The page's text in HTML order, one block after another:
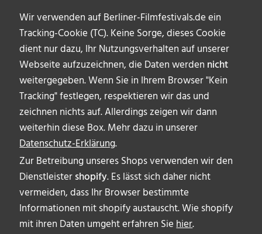
Wir verwenden auf Berliner-Filmfestivals.de ein
Tracking-Cookie (TC). Keine Sorge, dieses Cookie
dient nur dazu, Ihr Nutzungsverhalten auf unserer
Webseite aufzuzeichnen, die Daten werden nicht
weitergegeben. Wenn Sie in Ihrem Browser "Kein
Tracking" festlegen, respektieren wir das und
zeichnen nichts auf. Allerdings zeigen wir dann
weiterhin diese Box. Mehr dazu in unserer
Datenschutz-Erklärung.
Zur Betreibung unseres Shops verwenden wir den
Dienstleistershopify. Es lässt sich daher nicht
vermeiden, dass Ihr Browser bestimmte
Informationen mit shopify austauscht. Wie shopify
mit ihren Daten umgeht erfahren Siehier.
ÜBER UNS
AUTOR_INNEN